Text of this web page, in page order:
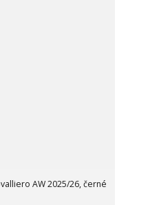
AW 2025/26, černé